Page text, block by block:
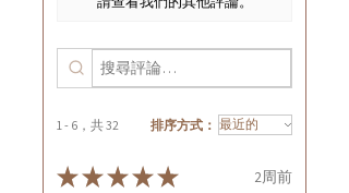
1 - 6，共 32 排序方式：
★★★★★ 2周前